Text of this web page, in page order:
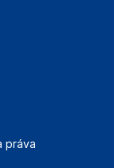
práva